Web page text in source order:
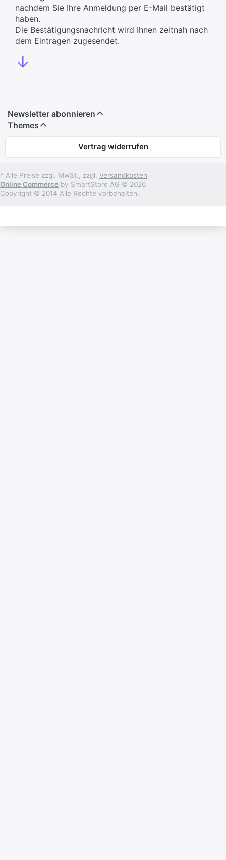
nachdem Sie Ihre Anmeldung per E-Mail bestätigt
haben.
Die Bestätigungsnachricht wird Ihnen zeitnah nach
dem Eintragen zugesendet.
↓
Newsletter abonnieren
Themes
Vertrag widerrufen
* Alle Preise zzgl. MwSt., zzgl. Versandkosten
Online Commerce by SmartStore AG © 2026
Copyright © 2014 Alle Rechte vorbehalten.